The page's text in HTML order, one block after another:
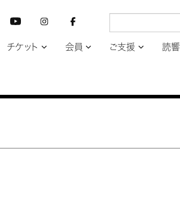
チケット 会員 ご支援 読響